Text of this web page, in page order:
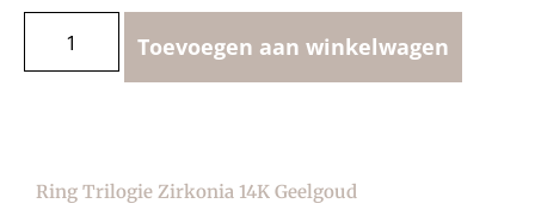
Toevoegen aan winkelwagen
Ring Trilogie Zirkonia 14K Geelgoud